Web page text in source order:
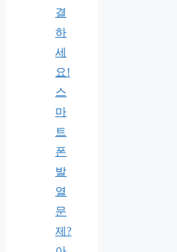
결
하
세
요!
스
마
트
폰
발
열
문
제?